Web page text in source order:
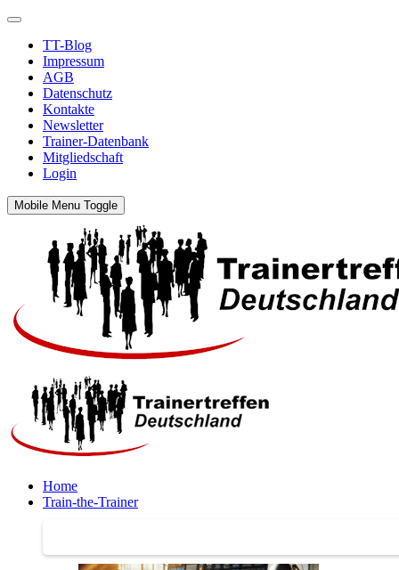
TT-Blog
Impressum
AGB
Datenschutz
Kontakte
Newsletter
Trainer-Datenbank
Mitgliedschaft
Login
Mobile Menu Toggle
Home
Train-the-Trainer